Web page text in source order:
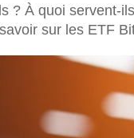
? À quoi servent-
sur les ETF